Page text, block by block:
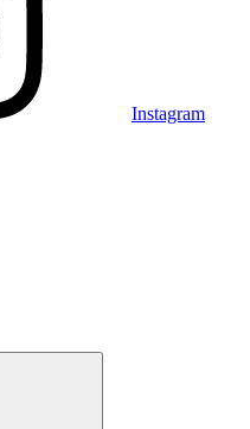
Instagram